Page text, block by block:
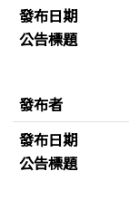
發布日期
公告標題
發布者
發布日期
公告標題